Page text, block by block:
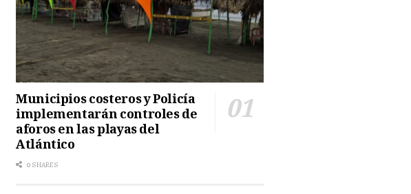
Municipios costeros y Policía
implementarán controles de
aforos en las playas del
Atlántico
0 SHARES